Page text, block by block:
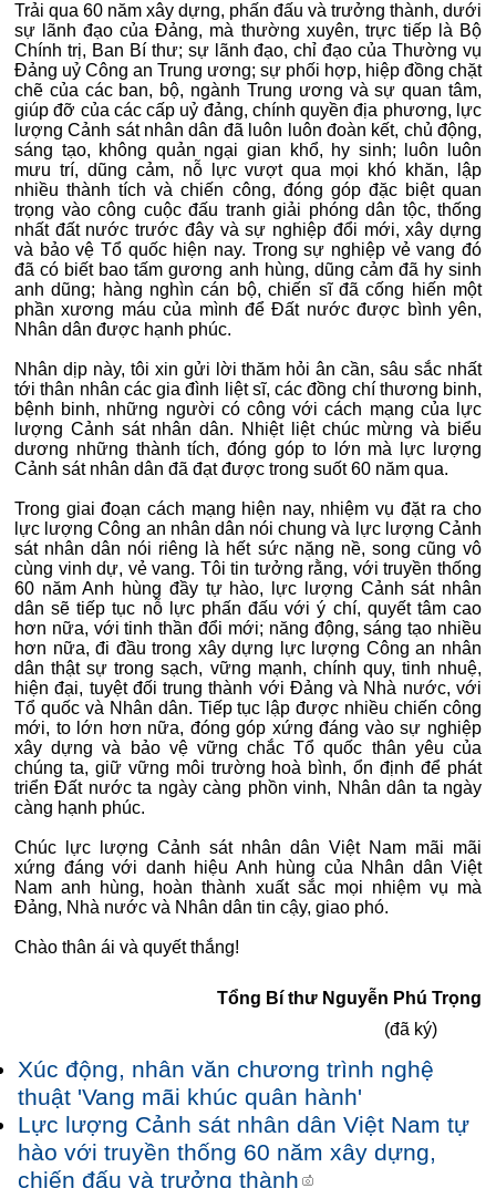
Trải qua 60 năm xây dựng, phấn đấu và trưởng thành, dưới
sự lãnh đạo của Đảng, mà thường xuyên, trực tiếp là Bộ
Chính trị, Ban Bí thư; sự lãnh đạo, chỉ đạo của Thường vụ
Đảng uỷ Công an Trung ương; sự phối hợp, hiệp đồng chặt
chẽ của các ban, bộ, ngành Trung ương và sự quan tâm,
giúp đỡ của các cấp uỷ đảng, chính quyền địa phương, lực
lượng Cảnh sát nhân dân đã luôn luôn đoàn kết, chủ động,
sáng tạo, không quản ngại gian khổ, hy sinh; luôn luôn
mưu trí, dũng cảm, nỗ lực vượt qua mọi khó khăn, lập
nhiều thành tích và chiến công, đóng góp đặc biệt quan
trọng vào công cuộc đấu tranh giải phóng dân tộc, thống
nhất đất nước trước đây và sự nghiệp đổi mới, xây dựng
và bảo vệ Tổ quốc hiện nay. Trong sự nghiệp vẻ vang đó
đã có biết bao tấm gương anh hùng, dũng cảm đã hy sinh
anh dũng; hàng nghìn cán bộ, chiến sĩ đã cống hiến một
phần xương máu của mình để Đất nước được bình yên,
Nhân dân được hạnh phúc.
Nhân dịp này, tôi xin gửi lời thăm hỏi ân cần, sâu sắc nhất
tới thân nhân các gia đình liệt sĩ, các đồng chí thương binh,
bệnh binh, những người có công với cách mạng của lực
lượng Cảnh sát nhân dân. Nhiệt liệt chúc mừng và biểu
dương những thành tích, đóng góp to lớn mà lực lượng
Cảnh sát nhân dân đã đạt được trong suốt 60 năm qua.
Trong giai đoạn cách mạng hiện nay, nhiệm vụ đặt ra cho
lực lượng Công an nhân dân nói chung và lực lượng Cảnh
sát nhân dân nói riêng là hết sức nặng nề, song cũng vô
cùng vinh dự, vẻ vang. Tôi tin tưởng rằng, với truyền thống
60 năm Anh hùng đầy tự hào, lực lượng Cảnh sát nhân
dân sẽ tiếp tục nỗ lực phấn đấu với ý chí, quyết tâm cao
hơn nữa, với tinh thần đổi mới; năng động, sáng tạo nhiều
hơn nữa, đi đầu trong xây dựng lực lượng Công an nhân
dân thật sự trong sạch, vững mạnh, chính quy, tinh nhuệ,
hiện đại, tuyệt đối trung thành với Đảng và Nhà nước, với
Tổ quốc và Nhân dân. Tiếp tục lập được nhiều chiến công
mới, to lớn hơn nữa, đóng góp xứng đáng vào sự nghiệp
xây dựng và bảo vệ vững chắc Tổ quốc thân yêu của
chúng ta, giữ vững môi trường hoà bình, ổn định để phát
triển Đất nước ta ngày càng phồn vinh, Nhân dân ta ngày
càng hạnh phúc.
Chúc lực lượng Cảnh sát nhân dân Việt Nam mãi mãi
xứng đáng với danh hiệu Anh hùng của Nhân dân Việt
Nam anh hùng, hoàn thành xuất sắc mọi nhiệm vụ mà
Đảng, Nhà nước và Nhân dân tin cậy, giao phó.
Chào thân ái và quyết thắng!
Tổng Bí thư Nguyễn Phú Trọng
(đã ký)
Xúc động, nhân văn chương trình nghệ
thuật 'Vang mãi khúc quân hành'
Lực lượng Cảnh sát nhân dân Việt Nam tự
hào với truyền thống 60 năm xây dựng,
chiến đấu và trưởng thành